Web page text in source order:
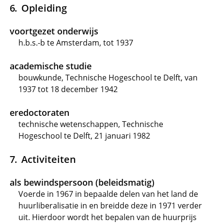
Opleiding
voortgezet onderwijs
h.b.s.-b te Amsterdam, tot 1937
academische studie
bouwkunde, Technische Hogeschool te Delft, van
1937 tot 18 december 1942
eredoctoraten
technische wetenschappen, Technische
Hogeschool te Delft, 21 januari 1982
Activiteiten
als bewindspersoon (beleidsmatig)
Voerde in 1967 in bepaalde delen van het land de
huurliberalisatie in en breidde deze in 1971 verder
uit. Hierdoor wordt het bepalen van de huurprijs